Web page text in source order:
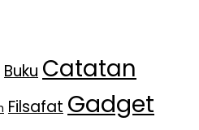
Buku Catatan
Filsafat Gadget